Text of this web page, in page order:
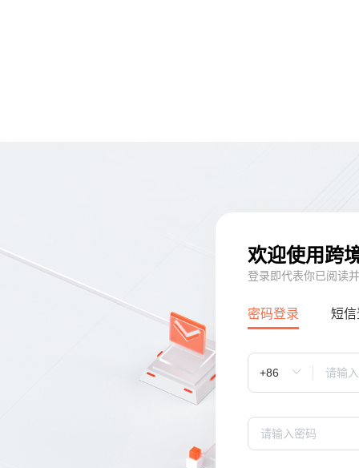
欢迎使用跨
登录即代表你已阅读
密码登录 短